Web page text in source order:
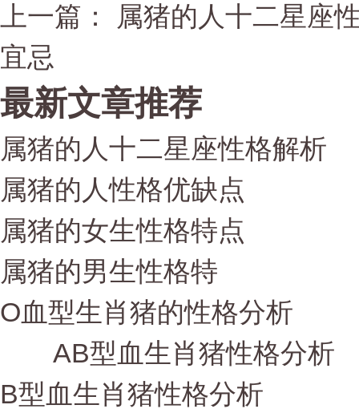
上一篇： 属猪的人十二星座
宜忌
最新文章推荐
属猪的人十二星座性格解析
属猪的人性格优缺点
属猪的女生性格特点
属猪的男生性格特
O血型生肖猪的性格分析
AB型血生肖猪性格分析
B型血生肖猪性格分析